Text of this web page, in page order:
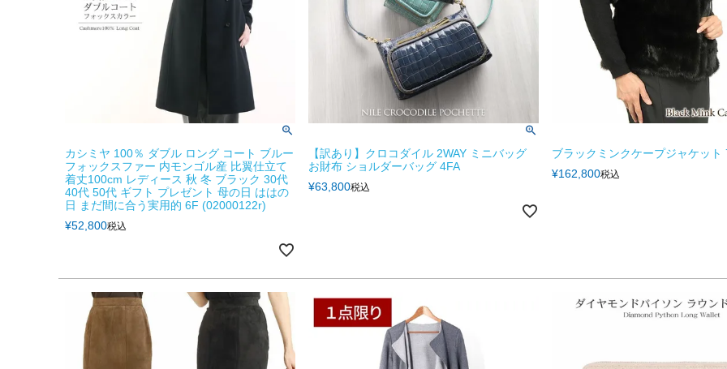
カシミヤ 100％ ダブル ロング コート ブルー
フォックスファー 内モンゴル産 比翼仕立て
着丈100cm レディース 秋 冬 ブラック 30代
40代 50代 ギフト プレゼント 母の日 ははの
日 まだ間に合う実用的 6F (02000122r)
¥52,800税込
【訳あり】クロコダイル 2WAY ミニバッグ
お財布 ショルダーバッグ 4FA
¥63,800税込
ブラックミンクケープジャケット
¥162,800税込